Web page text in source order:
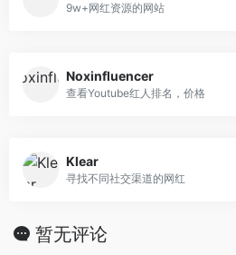
9w+网红资源的网站
Noxinfluencer
查看Youtube红人排名，价格
Klear
寻找不同社交渠道的网红
暂无评论